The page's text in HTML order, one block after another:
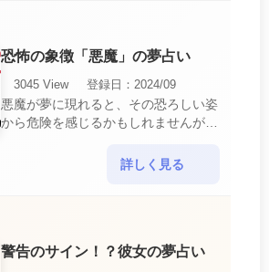
恐怖の象徴「悪魔」の夢占い
3045 View
登録日：2024/09
悪魔が夢に現れると、その恐ろしい姿
から危険を感じるかもしれませんが、
詳しく見る
警告のサイン！？彼女の夢占い